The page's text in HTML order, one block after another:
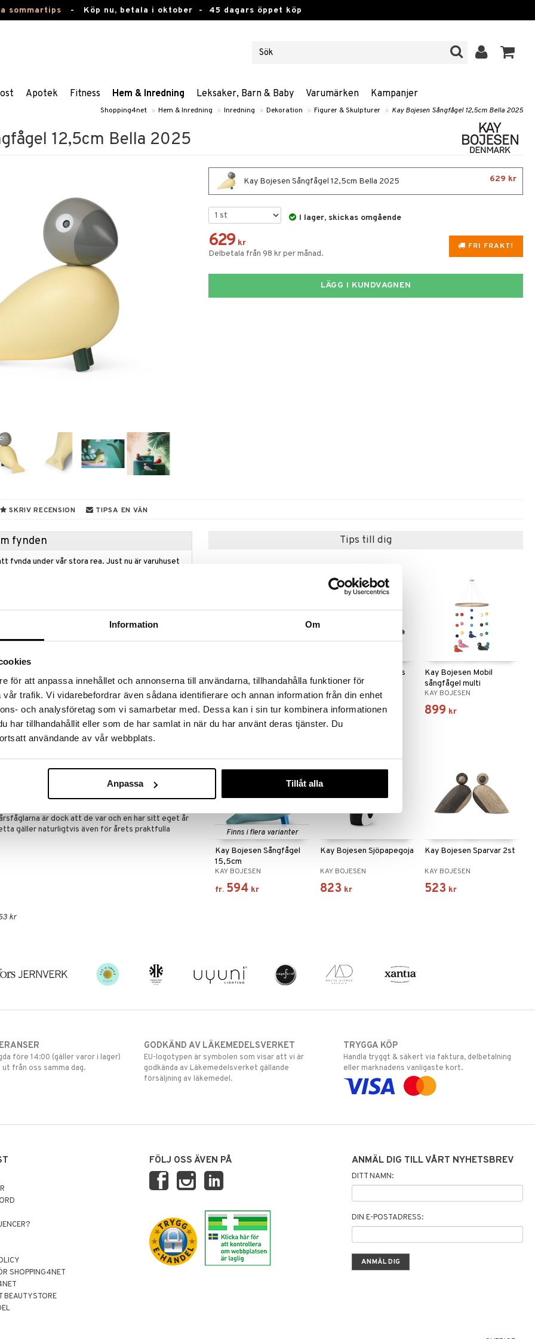
Information Om
för att anpassa innehållet och annonserna till användarna, tillhandahålla funktioner för
trafik. Vi vidarebefordrar även sådana identifierare och annan information från din enhet
och analysföretag som vi samarbetar med. Dessa kan i sin tur kombinera informationen
har tillhandahållit eller som de har samlat in när du har använt deras tjänster. Du
användande av vår webbplats.
Anpassa Tillåt alla
sommartips - Köp nu, betala i oktober - 45 dagars öppet köp
Apotek Fitness Hem & Inredning Leksaker, Barn & Baby Varumärken Kampanjer
Shopping4net » Hem & Inredning » Inredning » Dekoration » Figurer & Skulpturer » Kay Bojesen Sångfågel 12,5cm Bella 2025
12,5cm Bella 2025
Kay Bojesen Sångfågel 12,5cm Bella 2025 629 kr
I lager, skickas omgående
FRI FRAKT!
629 kr
Delbetala från 98 kr per månad.
LÄGG I KUNDVAGNEN
SKRIV RECENSION TIPSA EN VÄN
fynden
fynda under vår stora rea. Just nu är varuhuset
kan fort ta slut!
»
Kay Bojesen har designat, och du har valt
näbb i vacker harmoni med det
varm ljusgrå, den diskreta krämgula
i en djup mörkgrön, utstrålar Bella ett mycket
liknande elegans som samtidigt framhäver en
– en ikon i dansk design som passar perfekt var
i en begränsad upplaga och är graverad med
att träden som används i produktionen är
Naturligtvis är Årets Fågel 2025
är dock att de var och en har sitt eget år
gäller naturligtvis även för årets praktfulla
kr
Tips till dig
KAY BOJESEN
fr.699 kr
Kay Bojesen Lovebirds
KAY BOJESEN
935 kr
Kay Bojesen Mobil
sångfågel multi
KAY BOJESEN
899 kr
Finns i flera varianter
Kay Bojesen Sångfågel
15,5cm
KAY BOJESEN
fr. 594 kr
Kay Bojesen Sjöpapegoja
KAY BOJESEN
823 kr
Kay Bojesen Sparvar 2st
KAY BOJESEN
523 kr
före 14:00 (gäller varor i lager)
från oss samma dag.
GODKÄND AV LÄKEMEDELSVERKET
EU-logotypen är symbolen som visar att vi är
godkända av Läkemedelsverket gällande
försäljning av läkemedel.
TRYGGA KÖP
Handla tryggt & säkert via faktura, delbetalning
eller marknadens vanligaste kort.
SHOPPING4NET
BEAUTYSTORE
FÖLJ OSS ÄVEN PÅ ANMÄL DIG TILL VÅRT NYHETSBREV
DITT NAMN:
DIN E-POSTADRESS: